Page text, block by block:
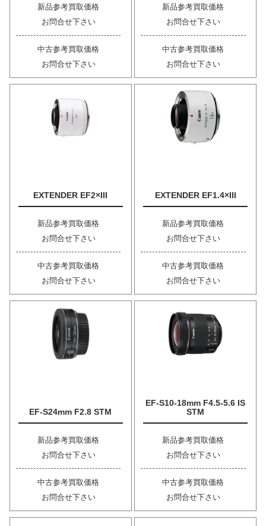
新品参考買取価格
お問合せ下さい
中古参考買取価格
お問合せ下さい
新品参考買取価格
お問合せ下さい
中古参考買取価格
お問合せ下さい
EXTENDER EF2×III
新品参考買取価格
お問合せ下さい
中古参考買取価格
お問合せ下さい
EXTENDER EF1.4×III
新品参考買取価格
お問合せ下さい
中古参考買取価格
お問合せ下さい
EF-S24mm F2.8 STM
新品参考買取価格
お問合せ下さい
中古参考買取価格
お問合せ下さい
EF-S10-18mm F4.5-5.6 IS
STM
新品参考買取価格
お問合せ下さい
中古参考買取価格
お問合せ下さい